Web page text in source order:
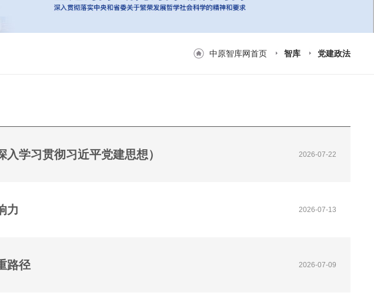
中原智库网首页 智库 党建政法
学习贯彻习近平党建思想） 2026-07-22
力 2026-07-13
路径 2026-07-09